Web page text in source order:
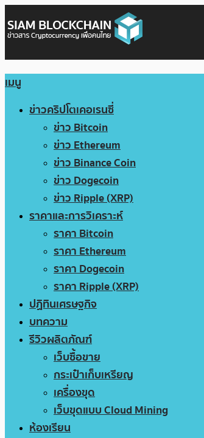
เมนู
ข่าวคริปโตเคอเรนซี่
ข่าว Bitcoin
ข่าว Ethereum
ข่าว Binance Coin
ข่าว Dogecoin
ข่าว Ripple (XRP)
ราคาและการวิเคราะห์
ราคา Bitcoin
ราคา Ethereum
ราคา Dogecoin
ราคา Ripple (XRP)
ปฏิทินเศรษฐกิจ
บทความ
รีวิวผลิตภัณฑ์
เว็บซื้อขาย
กระเป๋าเก็บเหรียญ
เครื่องขุด
เว็บขุดแบบ Cloud Mining
ห้องเรียน